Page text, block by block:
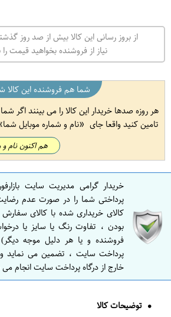
از بروز رسانی این کالا بیش از صد روز
نیاز از فروشنده بخواهید قیمت
شما هم فروشنده این کالا
هر روزه صدها خریدار این کالا را می بینند اگر
تامین کنید واقعا جای
نام و شماره موبایل شما
هم اکنون نام و
خریدار گرامی مدیریت سایت
پرداختی شما را در صورت عدم
کالای خریداری شده با کالای
بودن ، تفاوت رنگ یا سایز یا
فروشنده و یا هر دلیل موجه
پرداخت سایت ، تضمین می نماید
خارج از درگاه پرداخت سایت انجام می
توضیحات کالا